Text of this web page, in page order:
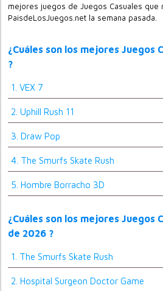
mejores juegos de Juegos Casuales que
PaisdeLosJuegos.net la semana pasada.
¿Cuáles son los mejores Juegos
?
1. VEX 7
2. Uphill Rush 11
3. Draw Pop
4. The Smurfs Skate Rush
5. Hombre Borracho 3D
¿Cuáles son los mejores Juegos
de 2026 ?
1. The Smurfs Skate Rush
2. Hospital Surgeon Doctor Game